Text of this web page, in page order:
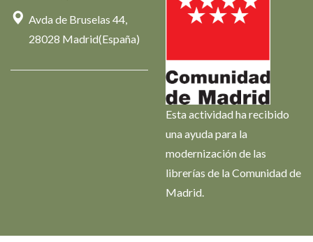
Avda de Bruselas 44,
28028 Madrid(España)
Esta actividad ha recibido
una ayuda para la
modernización de las
librerías de la Comunidad de
Madrid.